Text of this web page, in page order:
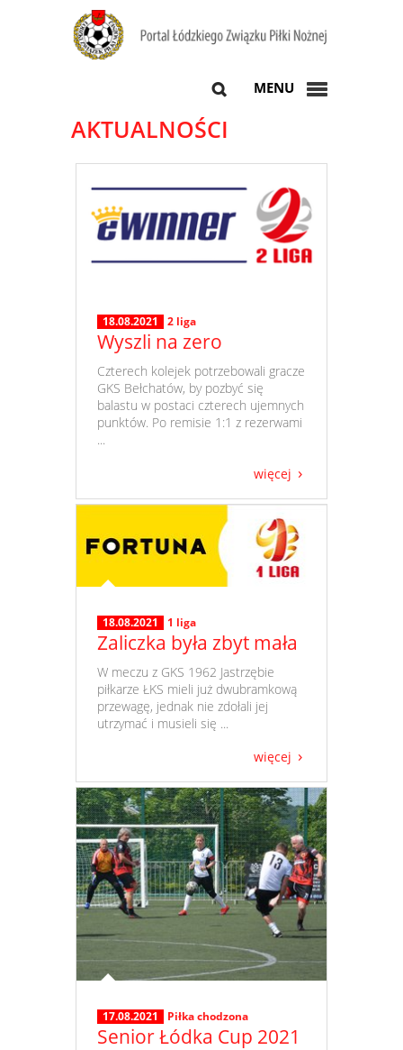
MENU
AKTUALNOŚCI
18.08.2021 2 liga
Wyszli na zero
​ Czterech kolejek potrzebowali gracze
GKS Bełchatów, by pozbyć się
balastu w postaci czterech ujemnych
punktów. Po remisie 1:1 z rezerwami
...
więcej
18.08.2021 1 liga
Zaliczka była zbyt mała
​ W meczu z GKS 1962 Jastrzębie
piłkarze ŁKS mieli już dwubramkową
przewagę, jednak nie zdołali jej
utrzymać i musieli się ...
więcej
17.08.2021 Piłka chodzona
Senior Łódka Cup 2021